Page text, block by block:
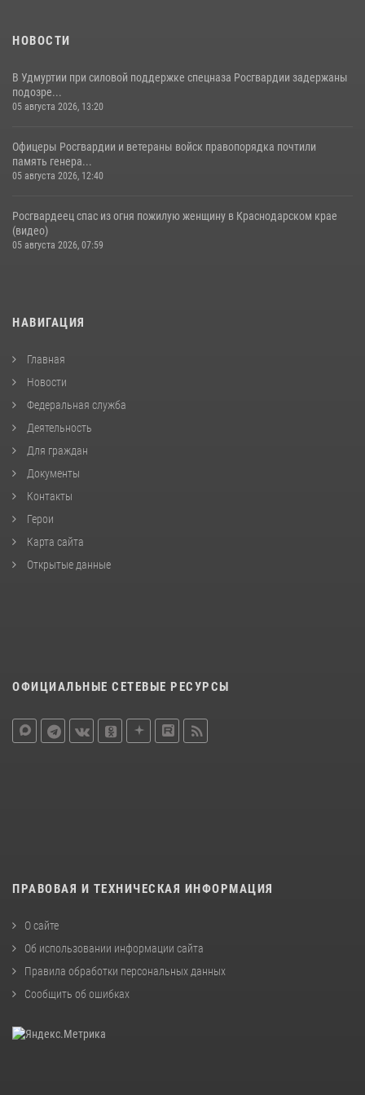
НОВОСТИ
В Удмуртии при силовой поддержке спецназа Росгвардии задержаны
подозре...
05 августа 2026, 13:20
Офицеры Росгвардии и ветераны войск правопорядка почтили
память генера...
05 августа 2026, 12:40
Росгвардеец спас из огня пожилую женщину в Краснодарском крае
(видео)
05 августа 2026, 07:59
НАВИГАЦИЯ
Главная
Новости
Федеральная служба
Деятельность
Для граждан
Документы
Контакты
Герои
Карта сайта
Открытые данные
ОФИЦИАЛЬНЫЕ СЕТЕВЫЕ РЕСУРСЫ
ПРАВОВАЯ И ТЕХНИЧЕСКАЯ ИНФОРМАЦИЯ
О сайте
Об использовании информации сайта
Правила обработки персональных данных
Сообщить об ошибках